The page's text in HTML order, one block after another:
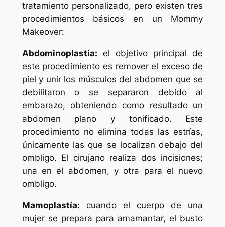
tratamiento personalizado, pero existen tres
procedimientos básicos en un Mommy
Makeover:
Abdominoplastía: el objetivo principal de
este procedimiento es remover el exceso de
piel y unir los músculos del abdomen que se
debilitaron o se separaron debido al
embarazo, obteniendo como resultado un
abdomen plano y tonificado. Este
procedimiento no elimina todas las estrías,
únicamente las que se localizan debajo del
ombligo. El cirujano realiza dos incisiones;
una en el abdomen, y otra para el nuevo
ombligo.
Mamoplastía: cuando el cuerpo de una
mujer se prepara para amamantar, el busto